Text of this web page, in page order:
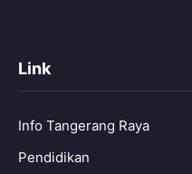
Link
Info Tangerang Raya
Pendidikan